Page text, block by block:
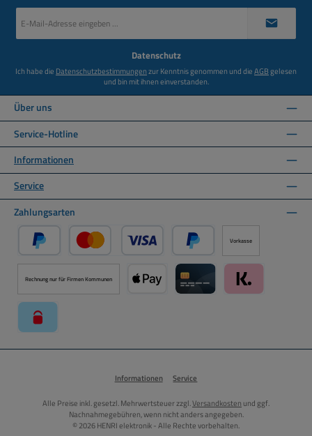
Mail-
Datenschutz
Ich habe die Datenschutzbestimmungenzur Kenntnis genommen und dieAGBgelesen
und bin mit ihnen einverstanden.
Über uns
Service-Hotline
Informationen
Service
Zahlungsarten
PayPal Kredit- oder Debitkarte über PayPal
Später Bezahlen über PayPal
Vorkasse
Rechnung nur für Firmen Kommunen
Informationen Service
Alle Preise inkl. gesetzl. Mehrwertsteuer zzgl.Versandkosten und ggf.
Nachnahmegebühren, wenn nicht anders angegeben.
© 2026 HENRI elektronik - Alle Rechte vorbehalten.